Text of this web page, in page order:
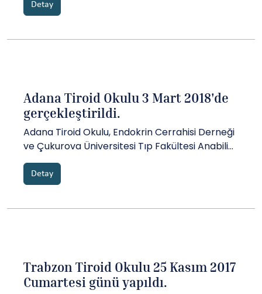
22 Eylül Cumartesi günü Muğla Demircioğlu
Otelin’de gerçekleştirildi....
Detay
Adana Tiroid Okulu 3 Mart 2018'de
gerçekleştirildi.
Adana Tiroid Okulu, Endokrin Cerrahisi Derneği
ve Çukurova Üniversitesi Tıp Fakültesi Anabilim
Dalı işbirliği ile......
Detay
Trabzon Tiroid Okulu 25 Kasım 2017
Cumartesi günü yapıldı.